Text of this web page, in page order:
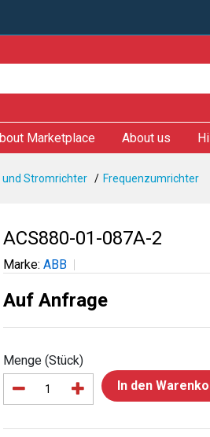
Marketplace About us
Stromrichter Frequenzumrichter
ACS880-01-087A-2
Marke: ABB
Auf Anfrage
Menge (Stück)
In den